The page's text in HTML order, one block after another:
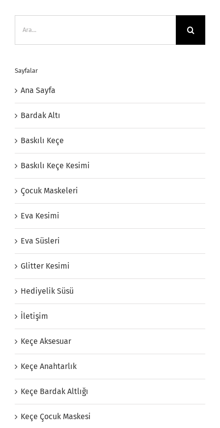
Sayfalar
Ana Sayfa
Bardak Altı
Baskılı Keçe
Baskılı Keçe Kesimi
Çocuk Maskeleri
Eva Kesimi
Eva Süsleri
Glitter Kesimi
Hediyelik Süsü
İletişim
Keçe Aksesuar
Keçe Anahtarlık
Keçe Bardak Altlığı
Keçe Çocuk Maskesi